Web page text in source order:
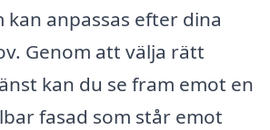
kan anpassas efter dina
Genom att välja rätt
kan du se fram emot en
fasad som står emot